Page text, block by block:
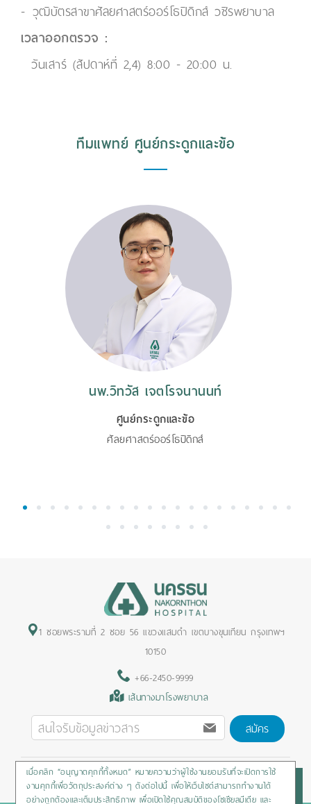
วุฒิบัตรสาขาศัลยศาสตร์ออร์โธปิดิกส์ วชิรพยาบาล
เวลาออกตรวจ :
วันเสาร์ (สัปดาห์ที่ 2,4) 8:00 - 20:00 น.
ทีมแพทย์ ศูนย์กระดูกและข้อ
นพ.วิทวัส เจตโรจนานนท์
ศูนย์กระดูกและข้อ
ศัลยศาสตร์ออร์โธปิดิกส์
1 2 3 4 5 6 7 8 9 10 11 12 13 14 15 16 17 18 19 20
21 22 23 24 25 26 27 28
1 ซอยพระรามที่ 2 ซอย 56 แขวงแสมดำ เขตบางขุนเทียน กรุงเทพฯ
10150
+66-2450-9999
เส้นทางมาโรงพยาบาล
สมัคร
Privacy Policy/Cookies Policy/Sitemap/สิทธิผู้ป่วย
เมื่อคลิก “อนุญาตคุกกี้ทั้งหมด” หมายความว่าผู้ใช้งานยอมรับที่จะเปิดการใช้
งานคุกกี้เพื่อวัตถุประสงค์ต่าง ๆ ดังต่อไปนี้ เพื่อให้เว็บไซต์สามารถทำงานได้
อย่างถูกต้องและเต็มประสิทธิภาพ เพื่อเปิดใช้คุณสมบัติของโซเชียลมีเดีย และ